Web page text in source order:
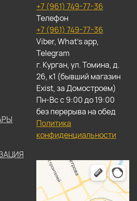
+7 (961) 749-77-36
Телефон
+7 (961) 749-77-36
Viber, What's app,
Telegram
г. Курган, ул. Томина, д.
26, к1 (бывший магазин
Exist, за Домостроем)
Пн-Вс с 9:00 до 19:00
без перерыва на обед
Политика
конфиденциальности